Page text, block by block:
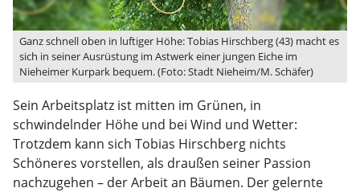
Ganz schnell oben in luftiger Höhe: Tobias Hirschberg (43) macht es
sich in seiner Ausrüstung im Astwerk einer jungen Eiche im
Nieheimer Kurpark bequem. (Foto: Stadt Nieheim/M. Schäfer)
Sein Arbeitsplatz ist mitten im Grünen, in
schwindelnder Höhe und bei Wind und Wetter:
Trotzdem kann sich Tobias Hirschberg nichts
Schöneres vorstellen, als draußen seiner Passion
nachzugehen – der Arbeit an Bäumen. Der gelernte